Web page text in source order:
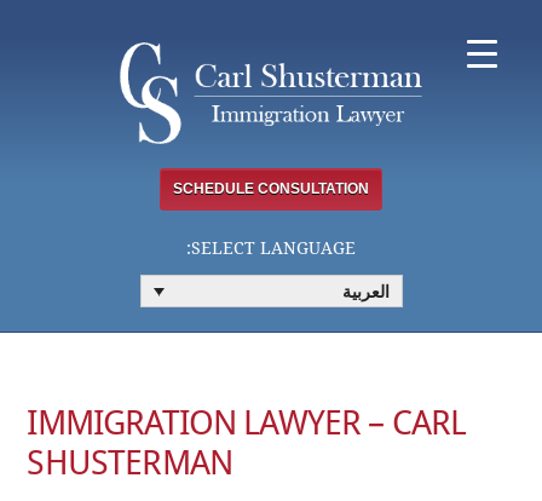
content
SCHEDULE CONSULTATION
SELECT LANGUAGE:
العربية
IMMIGRATION LAWYER – CARL
SHUSTERMAN